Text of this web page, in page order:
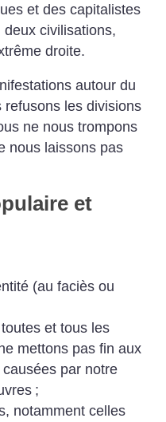
et des capitalistes
civilisations,
droite.
autour du
refusons les divisions
ne nous trompons
nous laissons pas
et
(au faciès ou
et tous les
mettons pas fin aux
par notre
;
notamment celles